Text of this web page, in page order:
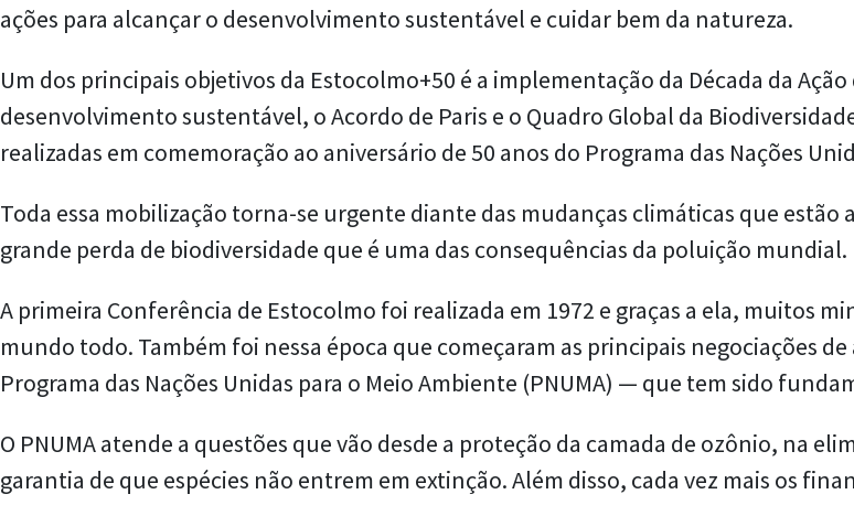
ações para alcançar o desenvolvimento sustentável e cuidar bem da natureza.
Um dos principais objetivos da Estocolmo+50 é a implementação da Década da
desenvolvimento sustentável, o Acordo de Paris e o Quadro Global da
realizadas em comemoração ao aniversário de 50 anos do Programa das Nações
Toda essa mobilização torna-se urgente diante das mudanças climáticas que
grande perda de biodiversidade que é uma das consequências da poluição mundial.
A primeira Conferência de Estocolmo foi realizada em 1972 e graças a ela, muitos
mundo todo. Também foi nessa época que começaram as principais negociações
Programa das Nações Unidas para o Meio Ambiente (PNUMA) — que tem sido
O PNUMA atende a questões que vão desde a proteção da camada de ozônio, na
garantia de que espécies não entrem em extinção. Além disso, cada vez mais os